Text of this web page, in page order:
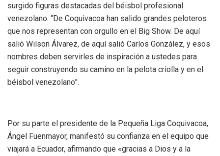
surgido figuras destacadas del béisbol profesional
venezolano. “De Coquivacoa han salido grandes peloteros
que nos representan con orgullo en el Big Show. De aquí
salió Wilson Álvarez, de aquí salió Carlos González, y esos
nombres deben servirles de inspiración a ustedes para
seguir construyendo su camino en la pelota criolla y en el
béisbol venezolano”.
‎Por su parte el presidente de la Pequeña Liga Coquivacoa,
Ángel Fuenmayor, manifestó su confianza en el equipo que
viajará a Ecuador, afirmando que «gracias a Dios y a la